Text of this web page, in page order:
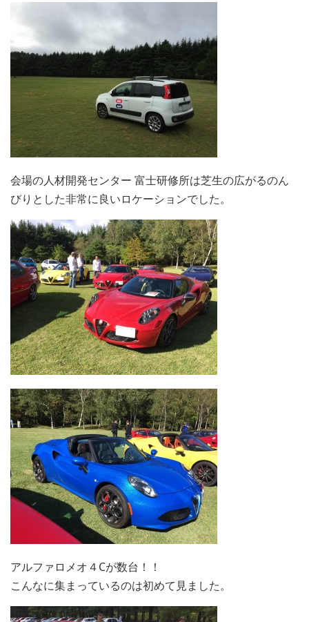
会場の人材開発センター 富士研修所は芝生の広がるのん
びりとした非常に良いロケーションでした。
アルファロメオ４Cが数台！！
こんなに集まっているのは初めて見ました。